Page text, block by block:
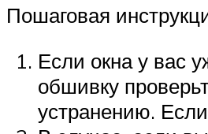
Пошаговая
Если окна у вас
обшивку
устранению.